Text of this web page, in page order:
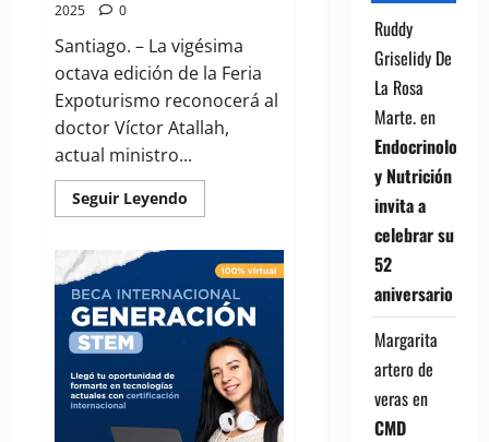
2025
0
Santiago. – La vigésima
octava edición de la Feria
Expoturismo reconocerá al
doctor Víctor Atallah,
actual ministro...
Seguir Leyendo
more
2025
rendirá
homenaje
al
ministro
Salud
Pública,
doctor
Víctor
Atallah
Ruddy
Griselidy De
La Rosa
Marte.en
Endocrinología
y Nutrición
invita a
celebrar su
52
aniversario
Margarita
artero de
verasen
CMD